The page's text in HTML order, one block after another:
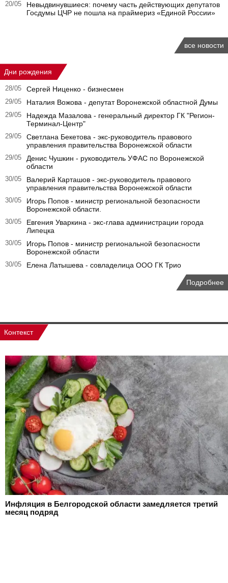
20/05
Невыдвинувшиеся: почему часть действующих депутатов
Госдумы ЦЧР не пошла на праймериз «Единой России»
все новости
Дни рождения
28/05 Сергей Ниценко - бизнесмен
29/05 Наталия Вожова - депутат Воронежской областной Думы
29/05
Надежда Мазалова - генеральный директор ГК "Регион-
Терминал-Центр"
29/05
Светлана Бекетова - экс-руководитель правового
управления правительства Воронежской области
29/05
Денис Чушкин - руководитель УФАС по Воронежской
области
30/05
Валерий Карташов - экс-руководитель правового
управления правительства Воронежской области
30/05
Игорь Попов - министр региональной безопасности
Воронежской области.
30/05
Евгения Уваркина - экс-глава администрации города
Липецка
30/05
Игорь Попов - министр региональной безопасности
Воронежской области
30/05 Елена Латышева - совладелица ООО ГК Трио
Подробнее
Контекст
Инфляция в Белгородской области замедляется третий
месяц подряд